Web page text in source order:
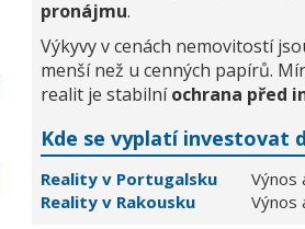
pronájmu.
Výkyvy v cenách nemovitostí
menší než u cenných papírů.
realit je stabilníochrana před
Kde se vyplatí investovat
Reality v Portugalsku
Výnos
Reality v Rakousku
Výnos